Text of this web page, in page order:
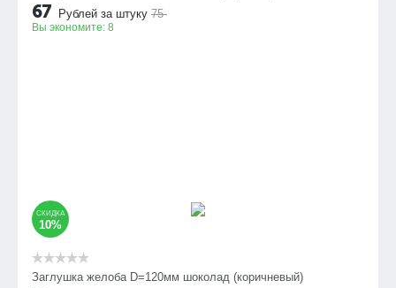
67 Рублей за штуку 75
Вы экономите: 8
СКИДКА
10%
Заглушка желоба D=120мм шоколад (коричневый)